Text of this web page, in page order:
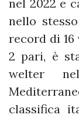
nel 2022 e
nello
record di
2 pari, è
welter
classifica